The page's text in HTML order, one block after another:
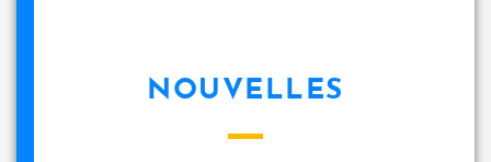
NOUVELLES